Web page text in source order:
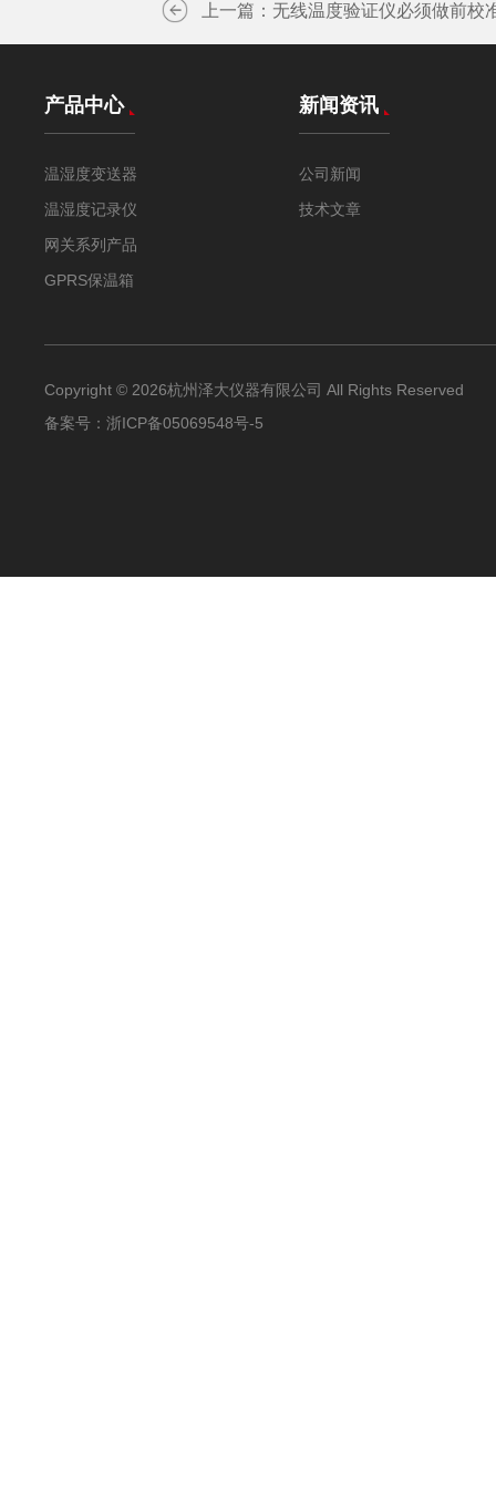
上一篇： 无线温度验证仪必须做前校
产品中心
温湿度变送器
温湿度记录仪
网关系列产品
GPRS保温箱
新闻资讯
公司新闻
技术文章
Copyright © 2026杭州泽大仪器有限公司 All Rights Reserved
备案号： 浙ICP备05069548号-5